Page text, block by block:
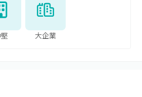
大企業